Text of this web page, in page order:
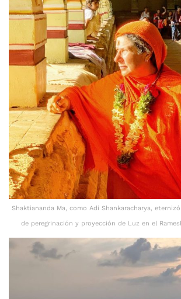
Shaktiananda Ma, como Adi Shankaracharya,
de peregrinación y proyección de Luz en el